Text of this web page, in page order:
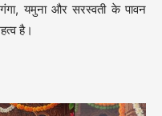
यमुना और सरस्वती के पावन
है।